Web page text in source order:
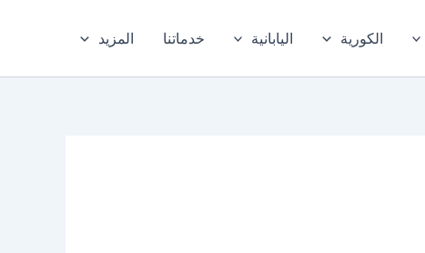
الكورية اليابانية خدماتنا المزيد